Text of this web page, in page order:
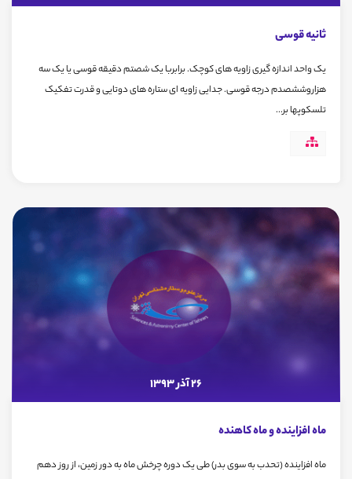
ثانیه قوسی
یک واحد اندازه گیری زاویه های کوچک. برابربا یک شصتم دقیقه قوسی یا یک سه
هزاروششصدم درجه قوسی. جدایی زاویه ای ستاره های دوتایی و قدرت تفکیک
تلسکوپها بر...
26 آذر 1393
ماه افزاینده و ماه کاهنده
ماه افزاینده (تحدب به سوی بدر) طی یک دوره چرخش ماه به دور زمین، از روز دهم